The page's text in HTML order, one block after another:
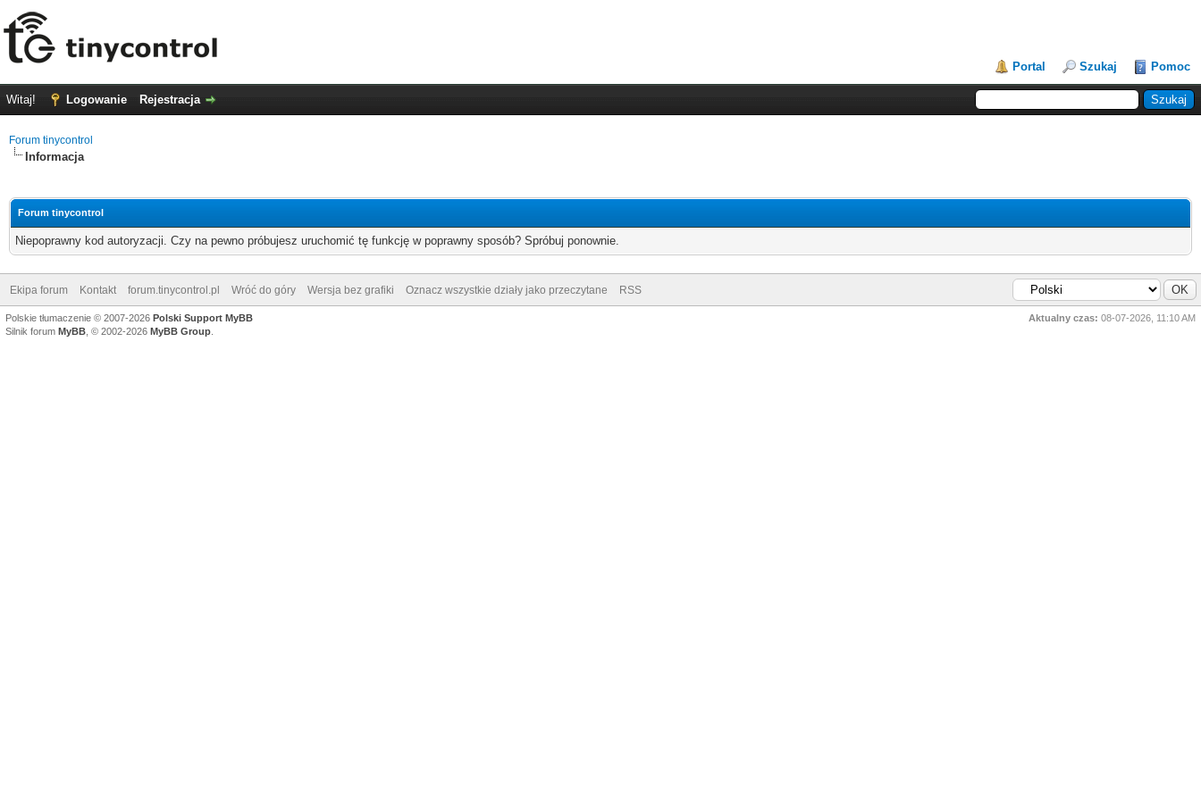
Portal Szukaj Pomoc
Witaj! Logowanie Rejestracja
Forum tinycontrol
Informacja
Forum tinycontrol
Niepoprawny kod autoryzacji. Czy na pewno próbujesz uruchomić tę funkcję w poprawny sposób? Spróbuj ponownie.
Ekipa forum Kontakt forum.tinycontrol.pl Wróć do góry Wersja bez grafiki Oznacz wszystkie działy jako przeczytane RSS
Aktualny czas: 08-07-2026, 11:10 AM
Polskie tłumaczenie © 2007-2026 Polski Support MyBB
Silnik forum MyBB , © 2002-2026 MyBB Group